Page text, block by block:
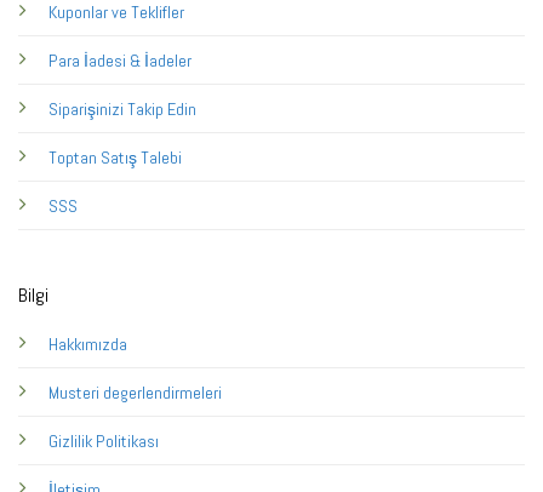
Kuponlar ve Teklifler
Para İadesi & İadeler
Siparişinizi Takip Edin
Toptan Satış Talebi
SSS
Bilgi
Hakkımızda
Musteri degerlendirmeleri
Gizlilik Politikası